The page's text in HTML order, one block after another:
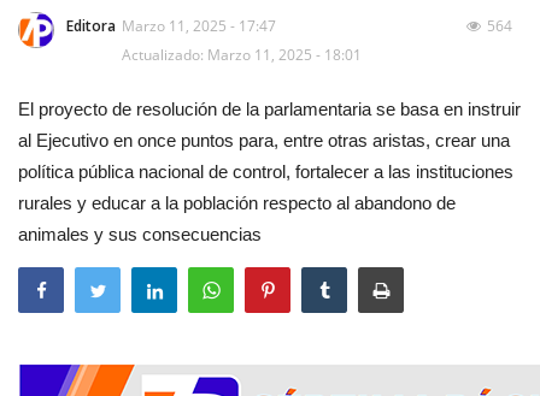
Editora Marzo 11, 2025 - 17:47
Actualizado: Marzo 11, 2025 - 18:01
564
El proyecto de resolución de la parlamentaria se basa en instruir
al Ejecutivo en once puntos para, entre otras aristas, crear una
política pública nacional de control, fortalecer a las instituciones
rurales y educar a la población respecto al abandono de
animales y sus consecuencias